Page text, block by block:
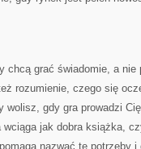
chcą grać świadomie, a nie
rozumienie, czego się
wolisz, gdy gra prowadzi
jak dobra książka,
nazwać te potrzeby